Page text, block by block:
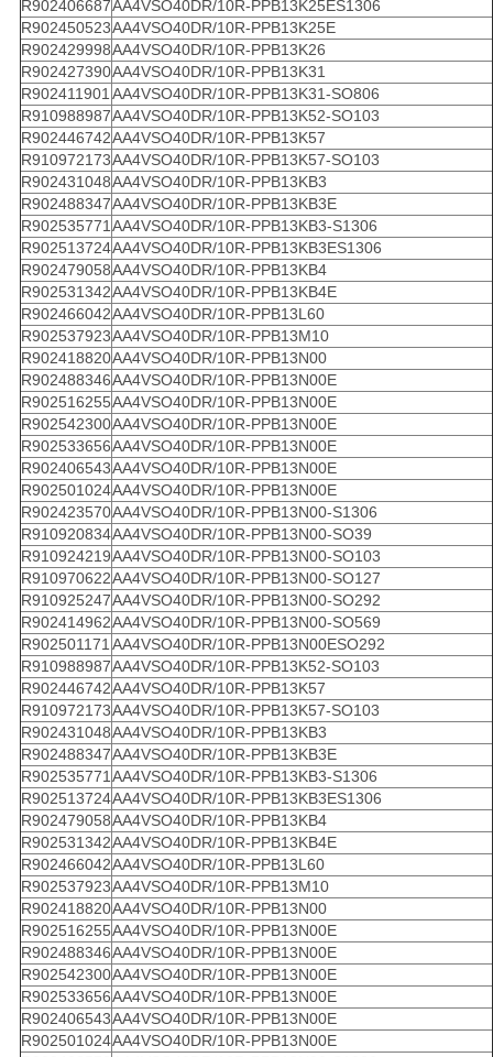
R902406687AA4VSO40DR/10R-PPB13K25ES1306
R902450523AA4VSO40DR/10R-PPB13K25E
R902429998AA4VSO40DR/10R-PPB13K26
R902427390AA4VSO40DR/10R-PPB13K31
R902411901 AA4VSO40DR/10R-PPB13K31-SO806
R910988987AA4VSO40DR/10R-PPB13K52-SO103
R902446742AA4VSO40DR/10R-PPB13K57
R910972173AA4VSO40DR/10R-PPB13K57-SO103
R902431048AA4VSO40DR/10R-PPB13KB3
R902488347AA4VSO40DR/10R-PPB13KB3E
R902535771 AA4VSO40DR/10R-PPB13KB3-S1306
R902513724AA4VSO40DR/10R-PPB13KB3ES1306
R902479058AA4VSO40DR/10R-PPB13KB4
R902531342AA4VSO40DR/10R-PPB13KB4E
R902466042AA4VSO40DR/10R-PPB13L60
R902537923AA4VSO40DR/10R-PPB13M10
R902418820AA4VSO40DR/10R-PPB13N00
R902488346AA4VSO40DR/10R-PPB13N00E
R902516255AA4VSO40DR/10R-PPB13N00E
R902542300AA4VSO40DR/10R-PPB13N00E
R902533656AA4VSO40DR/10R-PPB13N00E
R902406543AA4VSO40DR/10R-PPB13N00E
R902501024AA4VSO40DR/10R-PPB13N00E
R902423570AA4VSO40DR/10R-PPB13N00-S1306
R910920834AA4VSO40DR/10R-PPB13N00-SO39
R910924219AA4VSO40DR/10R-PPB13N00-SO103
R910970622AA4VSO40DR/10R-PPB13N00-SO127
R910925247AA4VSO40DR/10R-PPB13N00-SO292
R902414962AA4VSO40DR/10R-PPB13N00-SO569
R902501171 AA4VSO40DR/10R-PPB13N00ESO292
R910988987AA4VSO40DR/10R-PPB13K52-SO103
R902446742AA4VSO40DR/10R-PPB13K57
R910972173AA4VSO40DR/10R-PPB13K57-SO103
R902431048AA4VSO40DR/10R-PPB13KB3
R902488347AA4VSO40DR/10R-PPB13KB3E
R902535771 AA4VSO40DR/10R-PPB13KB3-S1306
R902513724AA4VSO40DR/10R-PPB13KB3ES1306
R902479058AA4VSO40DR/10R-PPB13KB4
R902531342AA4VSO40DR/10R-PPB13KB4E
R902466042AA4VSO40DR/10R-PPB13L60
R902537923AA4VSO40DR/10R-PPB13M10
R902418820AA4VSO40DR/10R-PPB13N00
R902516255AA4VSO40DR/10R-PPB13N00E
R902488346AA4VSO40DR/10R-PPB13N00E
R902542300AA4VSO40DR/10R-PPB13N00E
R902533656AA4VSO40DR/10R-PPB13N00E
R902406543AA4VSO40DR/10R-PPB13N00E
R902501024AA4VSO40DR/10R-PPB13N00E